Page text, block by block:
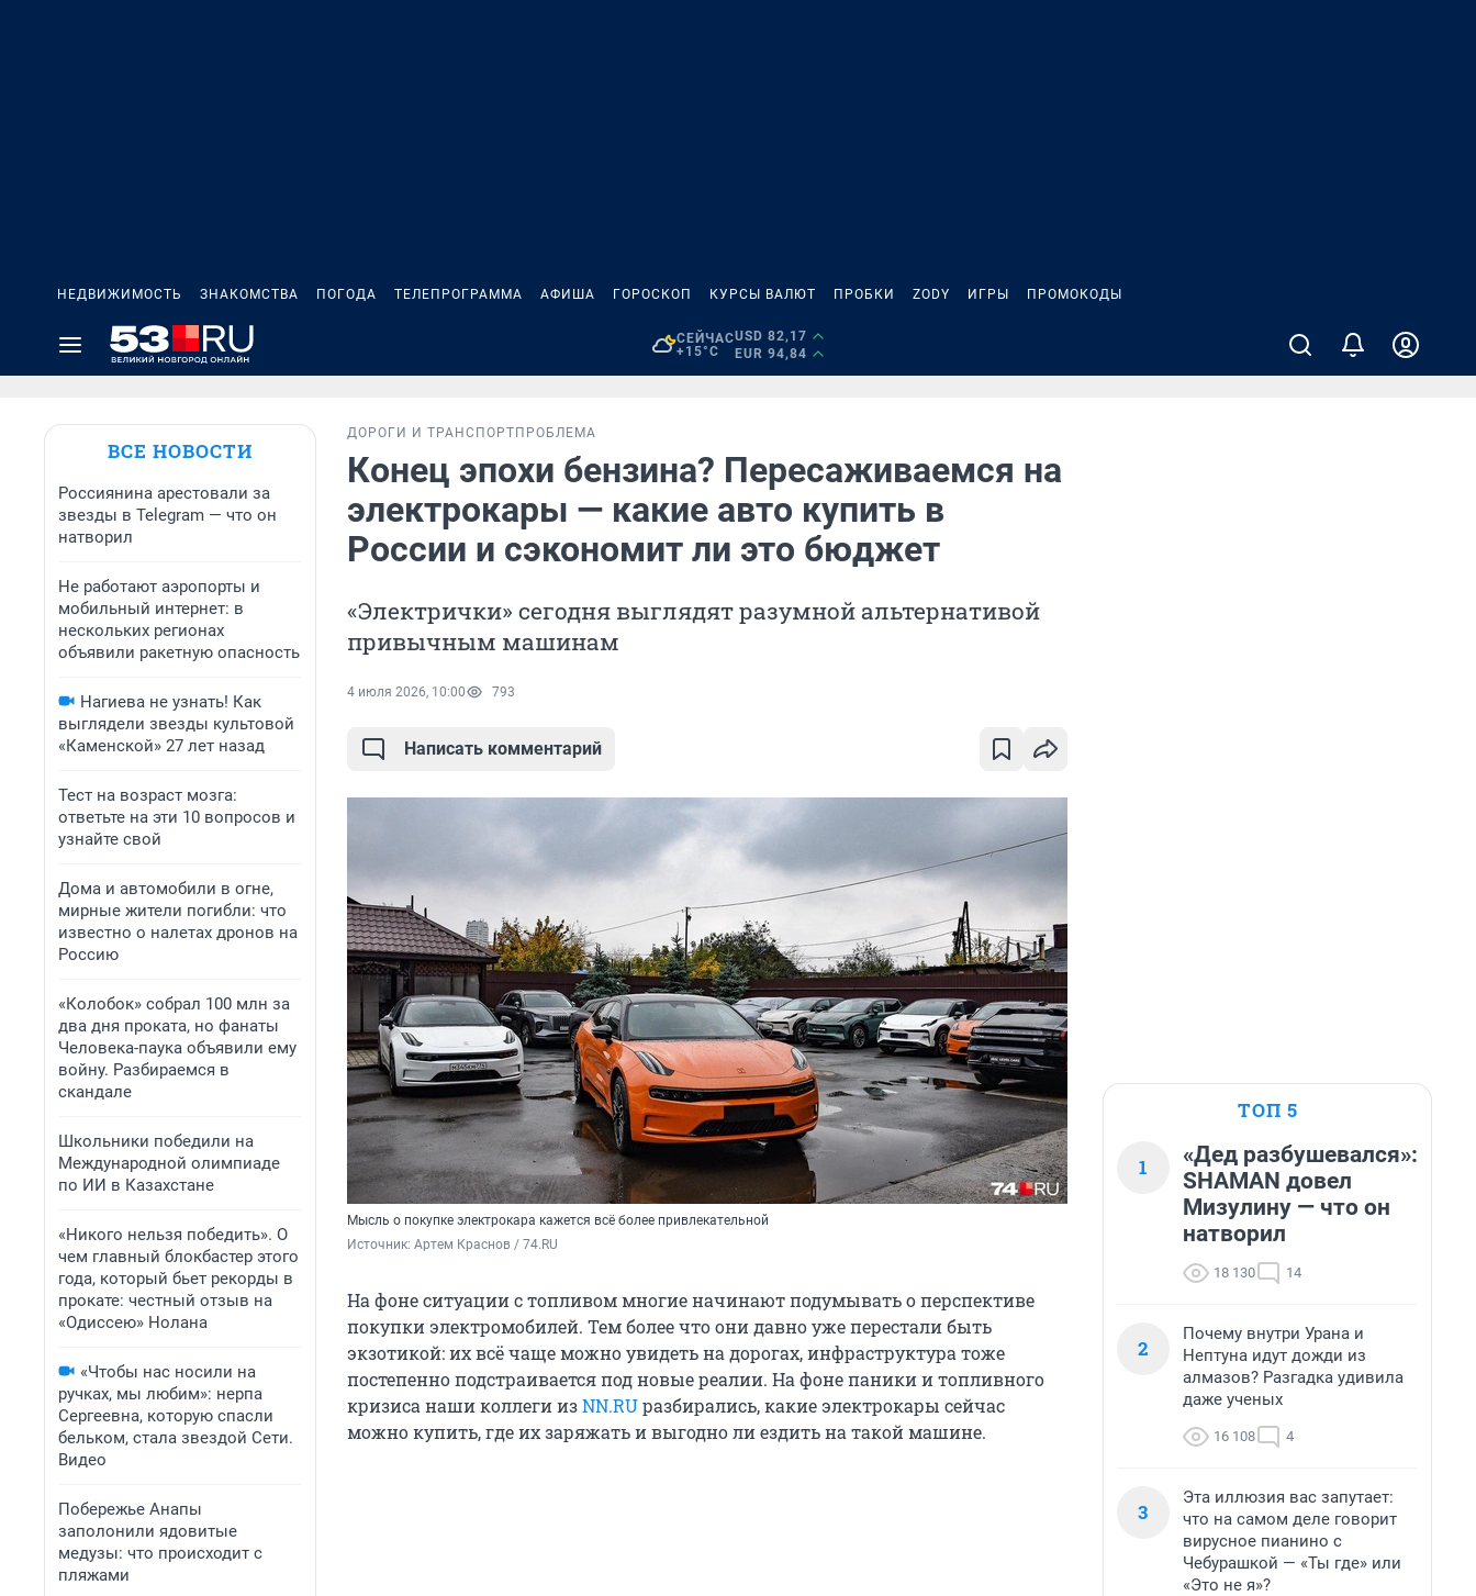
НЕДВИЖИМОСТЬ ЗНАКОМСТВА ПОГОДА ТЕЛЕПРОГРАММА АФИША ГОРОСКОП КУРСЫ ВАЛЮТ ПРОБКИ ZODY ИГРЫ ПРОМОКОДЫ
СЕЙЧАС
+15°C
USD 82,17
EUR 94,84
ВСЕ НОВОСТИ
Россиянина арестовали за
звезды в Telegram — что он
натворил
Не работают аэропорты и
мобильный интернет: в
нескольких регионах
объявили ракетную опасность
Нагиева не узнать! Как
выглядели звезды культовой
«Каменской» 27 лет назад
Тест на возраст мозга:
ответьте на эти 10 вопросов и
узнайте свой
Дома и автомобили в огне,
мирные жители погибли: что
известно о налетах дронов на
Россию
«Колобок» собрал 100 млн за
два дня проката, но фанаты
Человека-паука объявили ему
войну. Разбираемся в
скандале
Школьники победили на
Международной олимпиаде
по ИИ в Казахстане
«Никого нельзя победить». О
чем главный блокбастер этого
года, который бьет рекорды в
прокате: честный отзыв на
«Одиссею» Нолана
«Чтобы нас носили на
ручках, мы любим»: нерпа
Сергеевна, которую спасли
бельком, стала звездой Сети.
Видео
Побережье Анапы
заполонили ядовитые
медузы: что происходит с
пляжами
ДОРОГИ И ТРАНСПОРТ ПРОБЛЕМА
Конец эпохи бензина? Пересаживаемся на
электрокары — какие авто купить в
России и сэкономит ли это бюджет
«Электрички» сегодня выглядят разумной альтернативой
привычным машинам
4 июля 2026, 10:00 793
Написать комментарий
Мысль о покупке электрокара кажется всё более привлекательной
Источник: Артем Краснов / 74.RU
На фоне ситуации с топливом многие начинают подумывать о перспективе
покупки электромобилей. Тем более что они давно уже перестали быть
экзотикой: их всё чаще можно увидеть на дорогах, инфраструктура тоже
постепенно подстраивается под новые реалии. На фоне паники и топливного
кризиса наши коллеги изNN.RUразбирались, какие электрокары сейчас
можно купить, где их заряжать и выгодно ли ездить на такой машине.
ТОП 5
1
«Дед разбушевался»:
SHAMAN довел
Мизулину — что он
натворил
18 130 14
2
Почему внутри Урана и
Нептуна идут дожди из
алмазов? Разгадка удивила
даже ученых
16 108 4
3
Эта иллюзия вас запутает:
что на самом деле говорит
вирусное пианино с
Чебурашкой — «Ты где» или
«Это не я»?